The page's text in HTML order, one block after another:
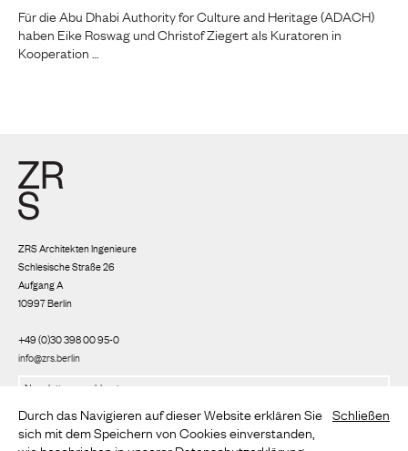
Für die Abu Dhabi Authority for Culture and Heritage (ADACH)
haben Eike Roswag und Christof Ziegert als Kuratoren in
Kooperation …
ZRS Architekten Ingenieure
Schlesische Straße 26
Aufgang A
10997 Berlin
+49 (0)30 398 00 95-0
info@zrs.berlin
Wir nutzen Rapidmail Datenschutzbestimmungen
Durch das Navigieren auf dieser Website erklären Sie
sich mit dem Speichern von Cookies einverstanden,
Schließen